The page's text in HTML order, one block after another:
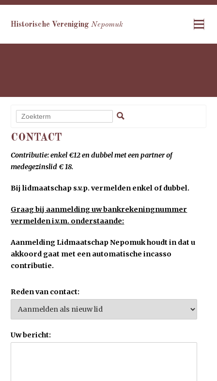
Historische VerenigingNepomuk
CONTACT
Contributie: enkel €12 en dubbel met een partner of
medegezinslid € 18.
Bij lidmaatschap s.v.p. vermelden enkel of dubbel.
Graag bij aanmelding uw bankrekeningnummer
vermelden i.v.m. onderstaande:
Aanmelding Lidmaatschap Nepomuk houdt in dat u
akkoord gaat met een automatische incasso
contributie.
Reden van contact:
Uw bericht: